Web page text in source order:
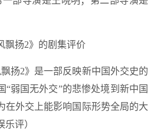
飘扬2》的剧集评价
扬2》是一部反映新中国外交史的
“弱国无外交”的悲惨处境到新中国
在外交上能影响国际形势全局的大
评）